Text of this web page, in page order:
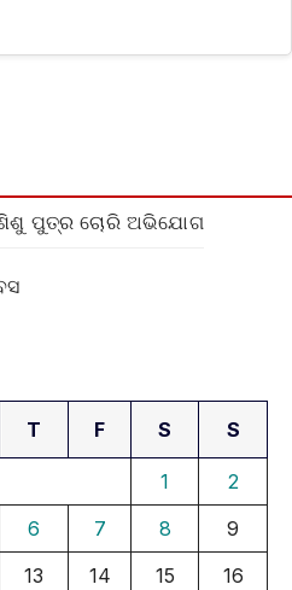
ଶିଶୁ ପୁତ୍ର ଚୋରି ଅଭିଯୋଗ
T F S S
1
2
6 7 8
9
13 14 15
16